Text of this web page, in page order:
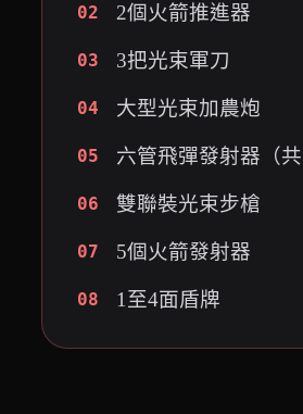
02 2個火箭推進器
03 3把光束軍刀
04 大型光束加農炮
05 六管飛彈發射器（共
06 雙聯裝光束步槍
07 5個火箭發射器
08 1至4面盾牌